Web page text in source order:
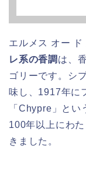
エルメス オー
レ系の香調 は、
ゴリーです。シ
味し、1917年に
「Chypre」とい
100年以上にわ
きました。